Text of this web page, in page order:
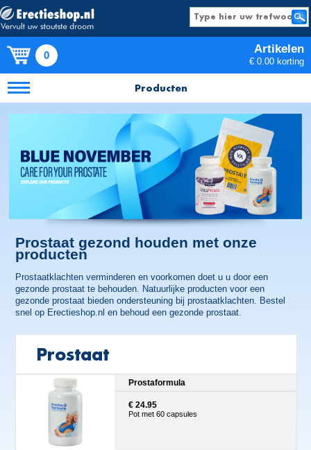
0 Artikelen
€ 0.00 korting
Producten
Prostaat gezond houden met onze
producten
Prostaatklachten verminderen en voorkomen doet u u door een
gezonde prostaat te behouden. Natuurlijke producten voor een
gezonde prostaat bieden ondersteuning bij prostaatklachten. Bestel
snel op Erectieshop.nl en behoud een gezonde prostaat.
Prostaat
Prostaformula
€ 24.95
Pot met 60 capsules